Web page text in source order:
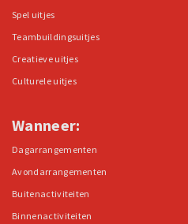
Spel uitjes
Teambuildingsuitjes
Creatieve uitjes
Culturele uitjes
Wanneer:
Dagarrangementen
Avondarrangementen
Buitenactiviteiten
Binnenactiviteiten